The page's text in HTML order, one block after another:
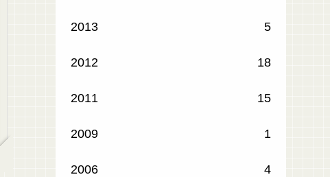
2013 5
2012 18
2011 15
2009 1
2006 4